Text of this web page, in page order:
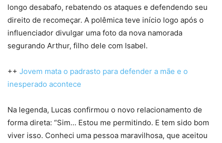
longo desabafo, rebatendo os ataques e defendendo seu
direito de recomeçar. A polêmica teve início logo após o
influenciador divulgar uma foto da nova namorada
segurando Arthur, filho dele com Isabel.
++ Jovem mata o padrasto para defender a mãe e o
inesperado acontece
Na legenda, Lucas confirmou o novo relacionamento de
forma direta: “Sim… Estou me permitindo. E tem sido bom
viver isso. Conheci uma pessoa maravilhosa, que aceitou